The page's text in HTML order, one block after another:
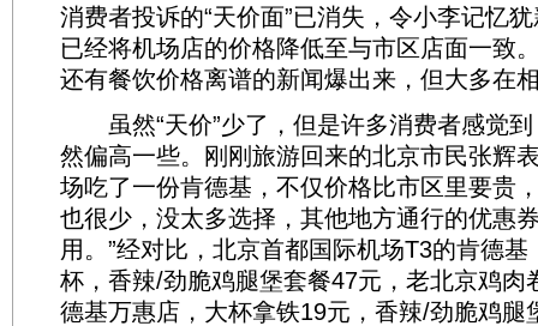
消费者投诉的“天价面”已消失，令小李记忆
已经将机场店的价格降低至与市区店面一致
还有餐饮价格离谱的新闻爆出来，但大多在
虽然“天价”少了，但是许多消费者感觉到
然偏高一些。刚刚旅游回来的北京市民张辉
场吃了一份肯德基，不仅价格比市区里要贵
也很少，没太多选择，其他地方通行的优惠
用。”经对比，北京首都国际机场T3的肯德
杯，香辣/劲脆鸡腿堡套餐47元，老北京鸡肉
德基万惠店，大杯拿铁19元，香辣/劲脆鸡腿